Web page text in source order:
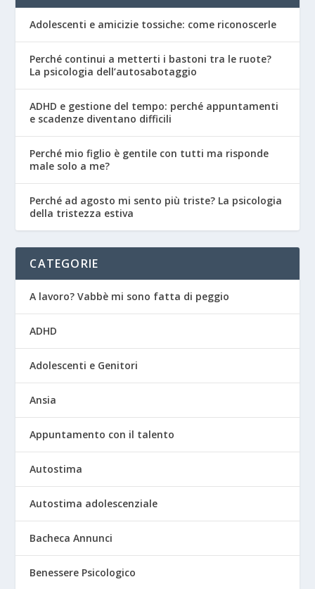
Adolescenti e amicizie tossiche: come riconoscerle
Perché continui a metterti i bastoni tra le ruote?
La psicologia dell’autosabotaggio
ADHD e gestione del tempo: perché appuntamenti
e scadenze diventano difficili
Perché mio figlio è gentile con tutti ma risponde
male solo a me?
Perché ad agosto mi sento più triste? La psicologia
della tristezza estiva
CATEGORIE
A lavoro? Vabbè mi sono fatta di peggio
ADHD
Adolescenti e Genitori
Ansia
Appuntamento con il talento
Autostima
Autostima adolescenziale
Bacheca Annunci
Benessere Psicologico